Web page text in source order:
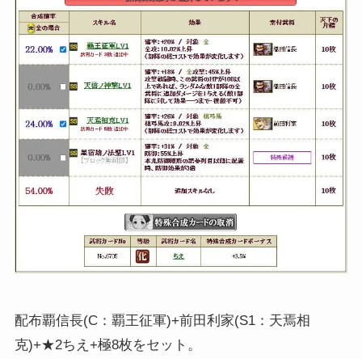
配布覇信長(C：覇王征軍)+前田利家(S1：天焉相
克)+★2ちえ+極8枚をセット。